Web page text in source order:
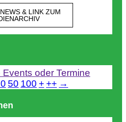
& LINK ZUM
oder Termine
50 100 + ++ →